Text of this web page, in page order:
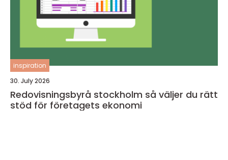
inspiration
30. July 2026
Redovisningsbyrå stockholm så väljer du rätt
stöd för företagets ekonomi